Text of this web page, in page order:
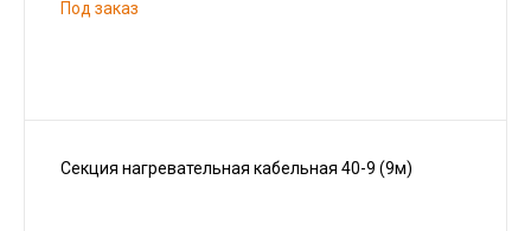
Под заказ
Секция нагревательная кабельная 40-9 (9м)